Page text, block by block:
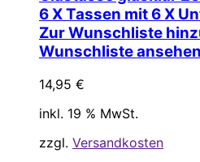
6 X Tassen mit 6 X
Zur Wunschliste
Wunschliste ansehen
14,95 €
inkl. 19 % MwSt.
zzgl. Versandkosten